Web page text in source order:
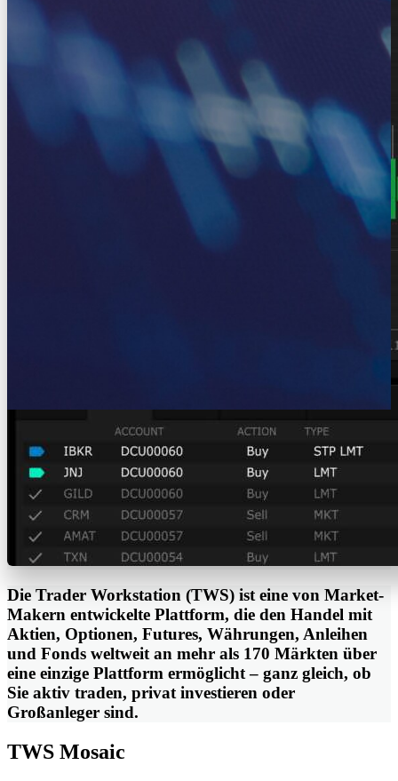
Die Trader Workstation (TWS) ist eine von Market-
Makern entwickelte Plattform, die den Handel mit
Aktien, Optionen, Futures, Währungen, Anleihen
und Fonds weltweit an mehr als 170 Märkten über
eine einzige Plattform ermöglicht – ganz gleich, ob
Sie aktiv traden, privat investieren oder
Großanleger sind.
TWS Mosaic